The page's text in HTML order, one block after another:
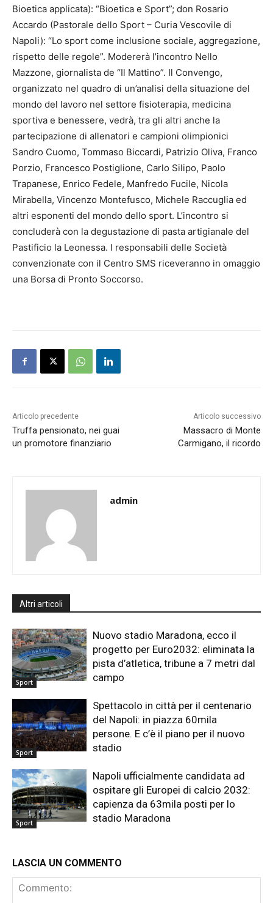
Bioetica applicata): “Bioetica e Sport”; don Rosario
Accardo (Pastorale dello Sport – Curia Vescovile di
Napoli): “Lo sport come inclusione sociale, aggregazione,
rispetto delle regole”. Modererà l’incontro Nello
Mazzone, giornalista de “Il Mattino”. Il Convengo,
organizzato nel quadro di un’analisi della situazione del
mondo del lavoro nel settore fisioterapia, medicina
sportiva e benessere, vedrà, tra gli altri anche la
partecipazione di allenatori e campioni olimpionici
Sandro Cuomo, Tommaso Biccardi, Patrizio Oliva, Franco
Porzio, Francesco Postiglione, Carlo Silipo, Paolo
Trapanese, Enrico Fedele, Manfredo Fucile, Nicola
Mirabella, Vincenzo Montefusco, Michele Raccuglia ed
altri esponenti del mondo dello sport. L’incontro si
concluderà con la degustazione di pasta artigianale del
Pastificio la Leonessa. I responsabili delle Società
convenzionate con il Centro SMS riceveranno in omaggio
una Borsa di Pronto Soccorso.
Articolo precedente
Truffa pensionato, nei guai
un promotore finanziario
Articolo successivo
Massacro di Monte
Carmigano, il ricordo
admin
Altri articoli
Sport
Nuovo stadio Maradona, ecco il
progetto per Euro2032: eliminata la
pista d’atletica, tribune a 7 metri dal
campo
Sport
Spettacolo in città per il centenario
del Napoli: in piazza 60mila
persone. E c’è il piano per il nuovo
stadio
Sport
Napoli ufficialmente candidata ad
ospitare gli Europei di calcio 2032:
capienza da 63mila posti per lo
stadio Maradona
LASCIA UN COMMENTO